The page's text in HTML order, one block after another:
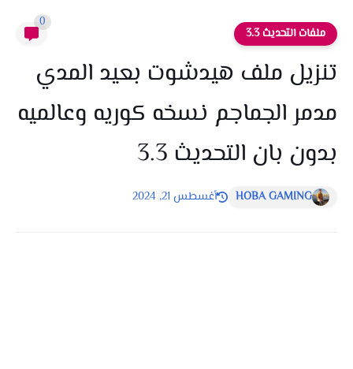
ملفات التحديث 3.3
0
تنزيل ملف هيدشوت بعيد المدي
مدمر الجماجم نسخه كوريه وعالميه
بدون بان التحديث 3.3
HOBA GAMING أغسطس 21, 2024